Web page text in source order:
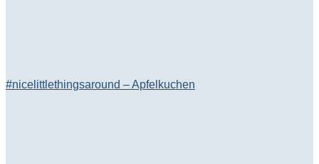
#nicelittlethingsaround – Apfelkuchen